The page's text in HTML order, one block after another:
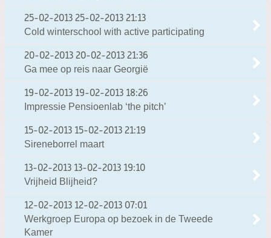
25-02-2013 25-02-2013 21:13
Cold winterschool with active participating
20-02-2013 20-02-2013 21:36
Ga mee op reis naar Georgië
19-02-2013 19-02-2013 18:26
Impressie Pensioenlab ‘the pitch’
15-02-2013 15-02-2013 21:19
Sireneborrel maart
13-02-2013 13-02-2013 19:10
Vrijheid Blijheid?
12-02-2013 12-02-2013 07:01
Werkgroep Europa op bezoek in de Tweede
Kamer